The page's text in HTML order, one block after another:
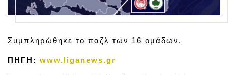
Συμπληρώθηκε το παζλ των 16 ομάδων.
ΠΗΓΗ: www.liganews.gr